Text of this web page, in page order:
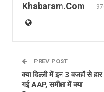
Khabaram.Com
PREV POST
क्या दिल्ली में इन 3 वजहों से हार
गई AAP, समीक्षा में क्या